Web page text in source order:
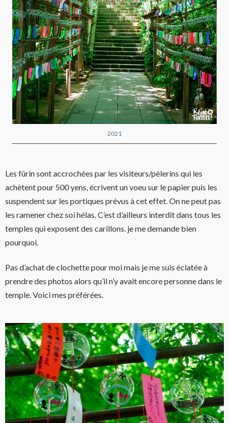
2021
Les fûrin sont accrochées par les visiteurs/pèlerins qui les
achètent pour 500 yens, écrivent un voeu sur le papier puis les
suspendent sur les portiques prévus à cet effet. On ne peut pas
les ramener chez soi hélas. C’est d’ailleurs interdit dans tous les
temples qui exposent des carillons. je me demande bien
pourquoi.
Pas d’achat de clochette pour moi mais je me suis éclatée à
prendre des photos alors qu’il n’y avait encore personne dans le
temple. Voici mes préférées.